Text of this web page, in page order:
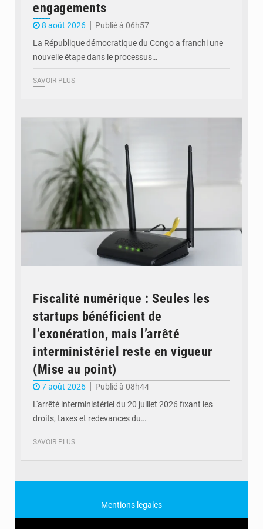
engagements
8 août 2026
Publié à 06h57
La République démocratique du Congo a franchi une
nouvelle étape dans le processus…
SAVOIR PLUS
Fiscalité numérique : Seules les
startups bénéficient de
l’exonération, mais l’arrêté
interministériel reste en vigueur
(Mise au point)
7 août 2026
Publié à 08h44
L'arrêté interministériel du 20 juillet 2026 fixant les
droits, taxes et redevances du…
SAVOIR PLUS
Mentions legales